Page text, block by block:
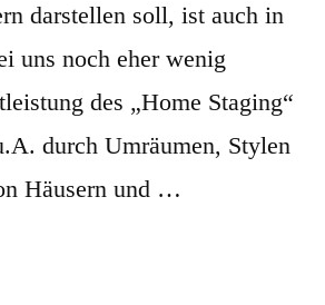
darstellen soll, ist auch in
uns noch eher wenig
des „Home Staging“
durch Umräumen, Stylen
Häusern und …